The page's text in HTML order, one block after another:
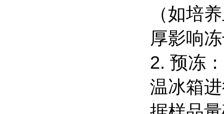
（如培
厚影响
2. 预冻
温冰箱